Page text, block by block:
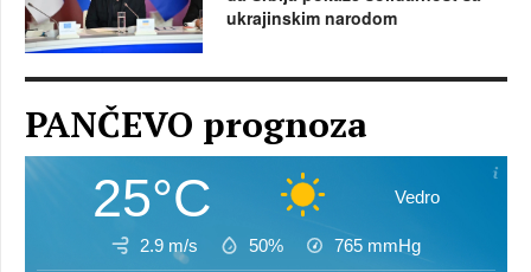
ukrajinskim narodom
PANČEVO prognoza
25°C Vedro
2.9 m/s 50% 765 mmHg